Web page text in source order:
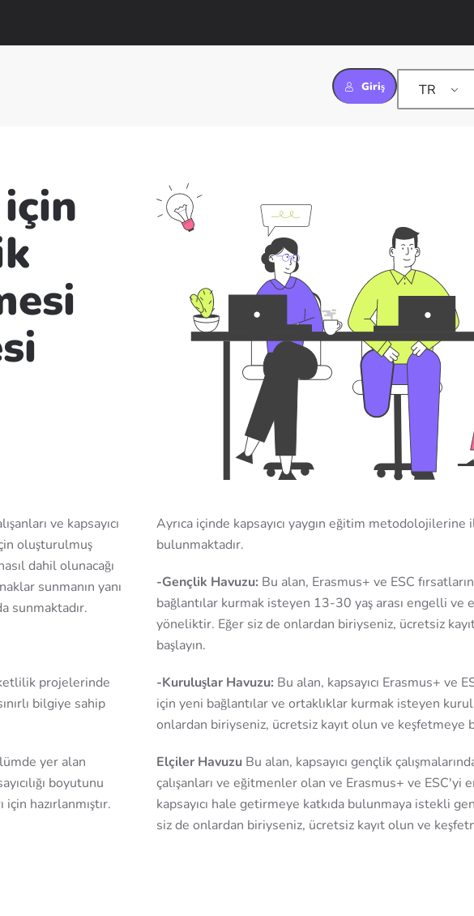
Giriş TR
ve kapsayıcı
oluşturulmuş
dahil olunacağı
sunmanın yanı
sunmaktadır.
projelerinde
bilgiye sahip
yer alan
boyutunu
hazırlanmıştır.
Ayrıca içinde kapsayıcı yaygın eğitim metodolojilerine
bulunmaktadır.
-Gençlik Havuzu: Bu alan, Erasmus+ ve ESC
bağlantılar kurmak isteyen 13-30 yaş arası engelli ve
yöneliktir. Eğer siz de onlardan biriyseniz, ücretsiz
başlayın.
-Kuruluşlar Havuzu: Bu alan, kapsayıcı Erasmus+ ve
için yeni bağlantılar ve ortaklıklar kurmak isteyen
onlardan biriyseniz, ücretsiz kayıt olun ve keşfetmeye
Elçiler Havuzu Bu alan, kapsayıcı gençlik
çalışanları ve eğitmenler olan ve Erasmus+ ve ESC'yi
kapsayıcı hale getirmeye katkıda bulunmaya istekli
siz de onlardan biriyseniz, ücretsiz kayıt olun ve